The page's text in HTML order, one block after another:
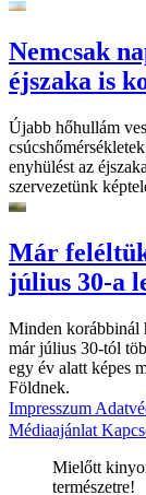
Nemcsak
éjszaka is
Újabb hőhullám
enyhülést az
szervezetünk
Már
július 30-a
Minden korábbinál
már július 30-tól
egy év alatt képes
Földnek.
Impresszum
Médiaajánlat
Mielőtt
természetre!